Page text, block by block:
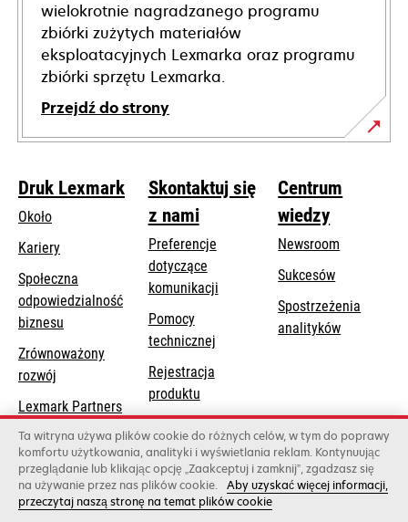
wielokrotnie nagradzanego programu
zbiórki zużytych materiałów
eksploatacyjnych Lexmarka oraz programu
zbiórki sprzętu Lexmarka.
Przejdź do strony
Druk Lexmark
Około
Kariery
Społeczna
odpowiedzialność
biznesu
a
tab
Zrównoważony
rozwój
Lexmark Partners
Skontaktuj się
z nami
Preferencje
dotyczące
komunikacji
Pomocy
technicznejopens
a
tab
Rejestracja
produktu
Znajdź dealera
Lista hurtowni
Centrum
wiedzy
Newsroom
Sukcesów
Spostrzeżenia
analityków
Lexmark International, Inc., firma należąca do Xerox
Ta witryna używa plików cookie do różnych celów, w tym do poprawy
komfortu użytkowania, analityki i wyświetlania reklam. Kontynuując
przeglądanie lub klikając opcję „Zaakceptuj i zamknij”, zgadzasz się
na używanie przez nas plików cookie. Aby uzyskać więcej informacji,
przeczytaj naszą stronę na temat plików cookie